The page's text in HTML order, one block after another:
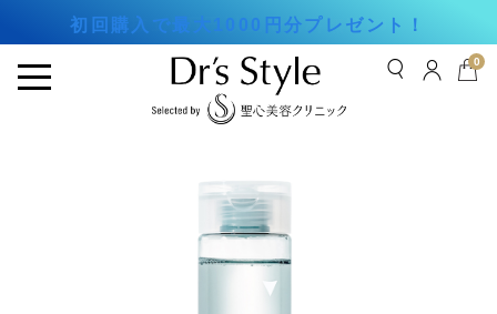
初回購入で最大1000円分プレゼント！
0